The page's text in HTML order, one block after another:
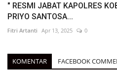
" RESMI JABAT KAPOLRES
PRIYO SANTOSA...
Fitri Artanti Apr 13, 2025 0
KOMENTAR FACEBOOK